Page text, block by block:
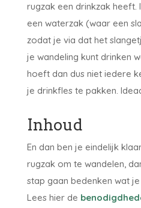
rugzak een drinkzak heeft.
een waterzak (waar een
zodat je via dat het
je wandeling kunt drinken
hoeft dan dus niet iedere
je drinkfles te pakken.
Inhoud
En dan ben je eindelijk
rugzak om te wandelen,
stap gaan bedenken wat
Lees hier de